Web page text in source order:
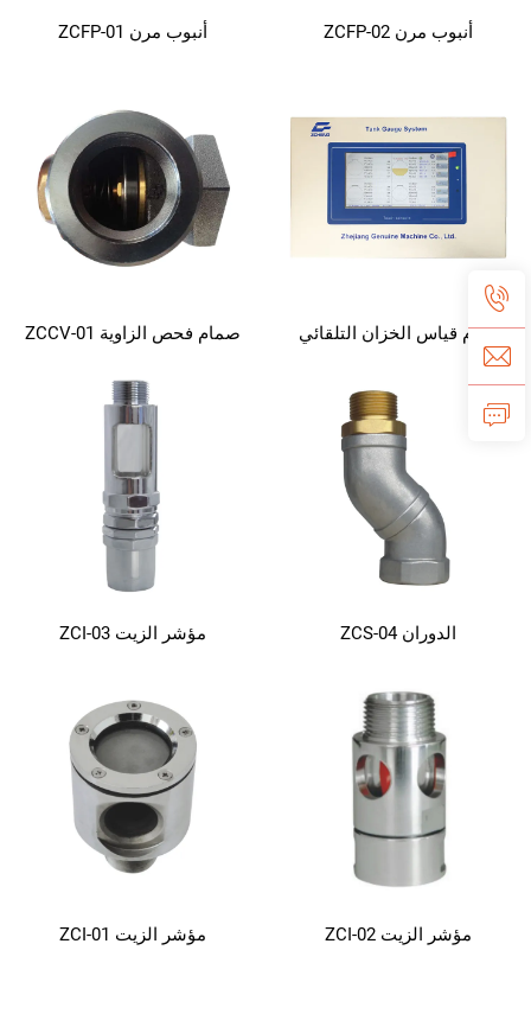
أنبوب مرن ZCFP-02 أنبوب مرن ZCFP-01
نظام قياس الخزان التلقائي صمام فحص الزاوية ZCCV-01
الدوران ZCS-04 مؤشر الزيت ZCI-03
مؤشر الزيت ZCI-02 مؤشر الزيت ZCI-01